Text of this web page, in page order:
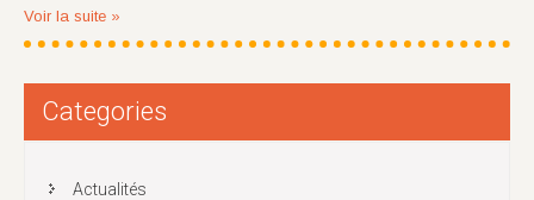
Voir la suite »
Categories
Actualités